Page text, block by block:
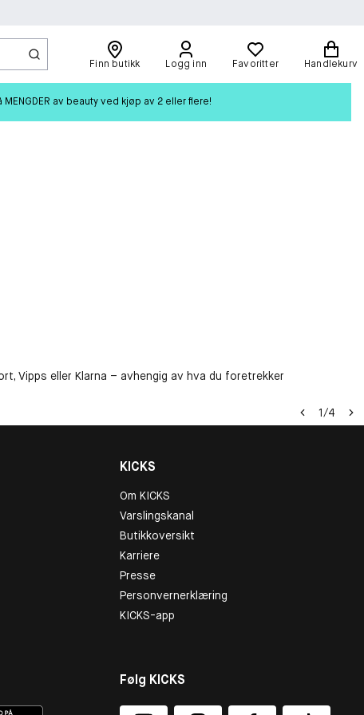
Finn butikk Logg inn Favoritter Handlekurv
MENGDER av beauty ved kjøp av 2 eller flere!
Vipps eller Klarna – avhengig av hva du foretrekker
1/4
KICKS
Om KICKS
Varslingskanal
Butikkoversikt
Karriere
Presse
Personvernerklæring
KICKS-app
Følg KICKS